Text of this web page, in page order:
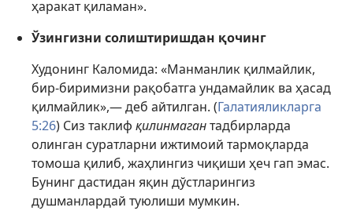
ҳаракат қиламан».
Ўзингизни солиштиришдан қочинг
Худонинг Каломида: «Манманлик қилмайлик,
бир-биримизни рақобатга ундамайлик ва ҳасад
қилмайлик»,— деб айтилган. (Галатияликларга
5:26) Сиз таклиф қилинмагантадбирларда
олинган суратларни ижтимоий тармоқларда
томоша қилиб, жаҳлингиз чиқиши ҳеч гап эмас.
Бунинг дастидан яқин дўстларингиз
душманлардай туюлиши мумкин.